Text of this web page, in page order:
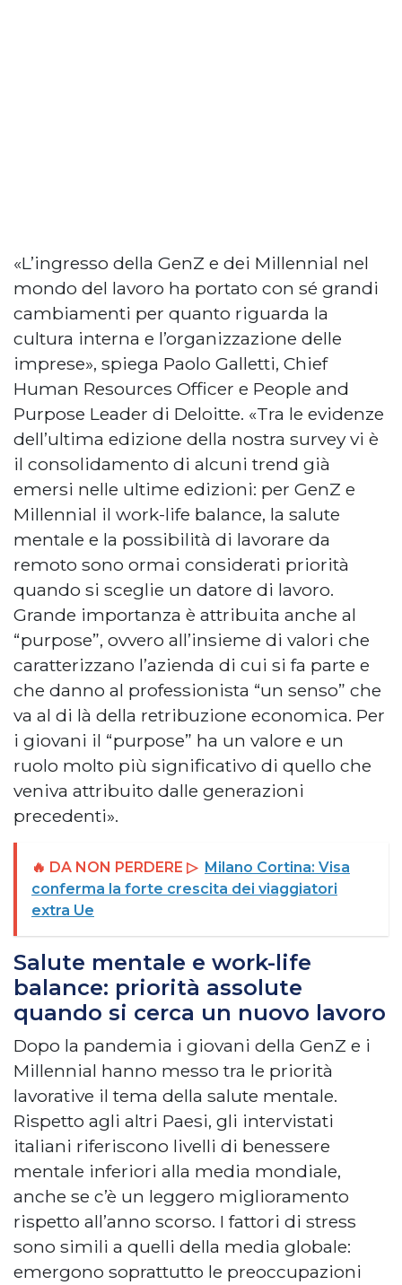
«L’ingresso della GenZ e dei Millennial nel
mondo del lavoro ha portato con sé grandi
cambiamenti per quanto riguarda la
cultura interna e l’organizzazione delle
imprese», spiega Paolo Galletti, Chief
Human Resources Officer e People and
Purpose Leader di Deloitte. «Tra le evidenze
dell’ultima edizione della nostra survey vi è
il consolidamento di alcuni trend già
emersi nelle ultime edizioni: per GenZ e
Millennial il work-life balance, la salute
mentale e la possibilità di lavorare da
remoto sono ormai considerati priorità
quando si sceglie un datore di lavoro.
Grande importanza è attribuita anche al
“purpose”, ovvero all’insieme di valori che
caratterizzano l’azienda di cui si fa parte e
che danno al professionista “un senso” che
va al di là della retribuzione economica. Per
i giovani il “purpose” ha un valore e un
ruolo molto più significativo di quello che
veniva attribuito dalle generazioni
precedenti».
🔥 DA NON PERDERE ▷ Milano Cortina: Visa
conferma la forte crescita dei viaggiatori
extra Ue
Salute mentale e work-life
balance: priorità assolute
quando si cerca un nuovo lavoro
Dopo la pandemia i giovani della GenZ e i
Millennial hanno messo tra le priorità
lavorative il tema della salute mentale.
Rispetto agli altri Paesi, gli intervistati
italiani riferiscono livelli di benessere
mentale inferiori alla media mondiale,
anche se c’è un leggero miglioramento
rispetto all’anno scorso. I fattori di stress
sono simili a quelli della media globale:
emergono soprattutto le preoccupazioni